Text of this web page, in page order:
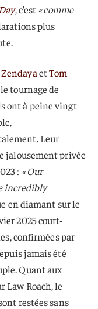
, c’est « comme
plus
ZendayaetTom
tournage de
ont à peine vingt
Leur
jalousement privée
: « Our
incredibly
en diamant sur le
2025 court-
confirmées par
jamais été
Quant aux
Law Roach, le
restées sans